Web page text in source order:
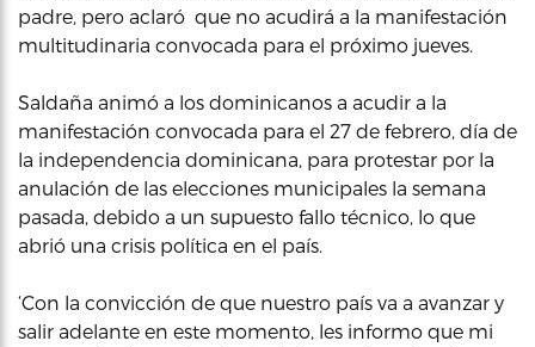
padre, pero aclaró que no acudirá a la manifestación
multitudinaria convocada para el próximo jueves.
Saldaña animó a los dominicanos a acudir a la
manifestación convocada para el 27 de febrero, día de
la independencia dominicana, para protestar por la
anulación de las elecciones municipales la semana
pasada, debido a un supuesto fallo técnico, lo que
abrió una crisis política en el país.
‘Con la convicción de que nuestro país va a avanzar y
salir adelante en este momento, les informo que mi